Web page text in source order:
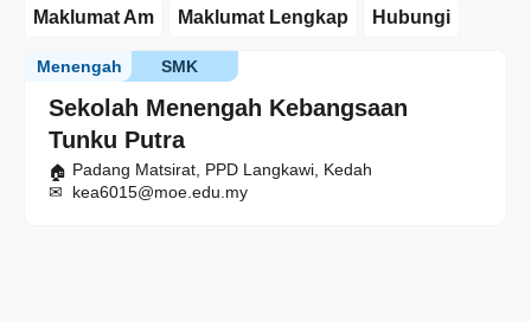
Maklumat Am Maklumat Lengkap Hubungi
Sekolah Menengah Kebangsaan
Tunku Putra
SMK
Menengah
Padang Matsirat, PPD Langkawi, Kedah
kea6015@moe.edu.my